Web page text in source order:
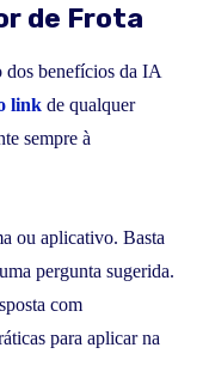
de Frota
dos benefícios da IA
link de qualquer
sempre à
ou aplicativo. Basta
pergunta sugerida.
com
para aplicar na